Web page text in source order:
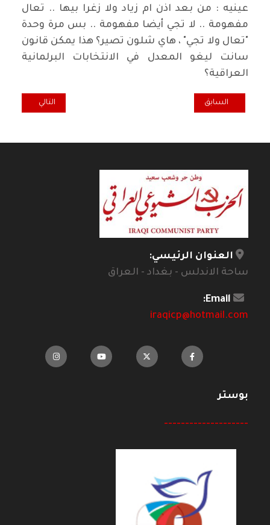
عينيه : من بعد اذن ام زياد ولا زغرا بيها .. تعال
مفهومة .. لا تجي أيضا مفهومة .. بس مرة وحدة
"تعال ولا تجي" ، هاي شلون تصير؟ هذا يمكن قانون
سانت ليغو المعدل في الانتخابات البرلمانية
العراقية؟
المقال السابق: آخر الكلام.. ماركس الفكرة
السابق المقال التالي:
التالي
العنوان الرئيسي:
ساحة الاندلس - بغداد - العراق
Email:
iraqicp@hotmail.com
بوستر
--------------------